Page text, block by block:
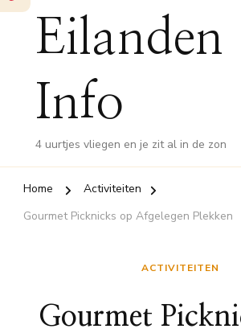
Eilanden
Info
4 uurtjes vliegen en je zit al in de zon
Home
Activiteiten
Gourmet Picknicks op Afgelegen Plekken
ACTIVITEITEN
Gourmet